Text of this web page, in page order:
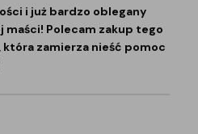
i już bardzo oblegany
Polecam zakup tego
która zamierza nieść pomoc